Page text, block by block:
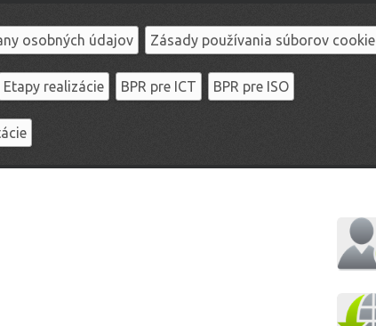
osobných údajov Zásady používania súborov cookie
Etapy realizácie BPR pre ICT BPR pre ISO